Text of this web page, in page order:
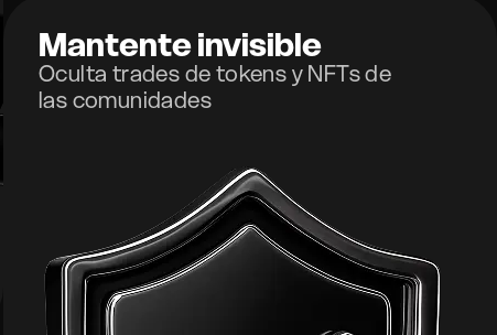
Mantente invisible
Oculta trades de tokens y NFTs de
las comunidades